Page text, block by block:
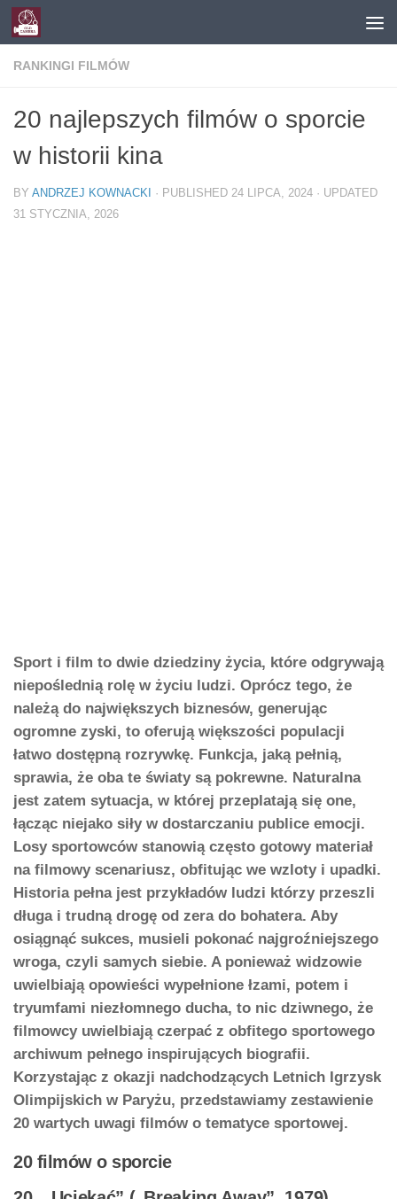
Skip to content
RANKINGI FILMÓW
20 najlepszych filmów o sporcie
w historii kina
BY ANDRZEJ KOWNACKI · PUBLISHED 24 LIPCA, 2024 · UPDATED
31 STYCZNIA, 2026
Sport i film to dwie dziedziny życia, które odgrywają
niepoślednią rolę w życiu ludzi. Oprócz tego, że
należą do największych biznesów, generując
ogromne zyski, to oferują większości populacji
łatwo dostępną rozrywkę. Funkcja, jaką pełnią,
sprawia, że oba te światy są pokrewne. Naturalna
jest zatem sytuacja, w której przeplatają się one,
łącząc niejako siły w dostarczaniu publice emocji.
Losy sportowców stanowią często gotowy materiał
na filmowy scenariusz, obfitując we wzloty i upadki.
Historia pełna jest przykładów ludzi którzy przeszli
długa i trudną drogę od zera do bohatera. Aby
osiągnąć sukces, musieli pokonać najgroźniejszego
wroga, czyli samych siebie. A ponieważ widzowie
uwielbiają opowieści wypełnione łzami, potem i
tryumfami niezłomnego ducha, to nic dziwnego, że
filmowcy uwielbiają czerpać z obfitego sportowego
archiwum pełnego inspirujących biografii.
Korzystając z okazji nadchodzących Letnich Igrzysk
Olimpijskich w Paryżu, przedstawiamy zestawienie
20 wartych uwagi filmów o tematyce sportowej.
20 filmów o sporcie